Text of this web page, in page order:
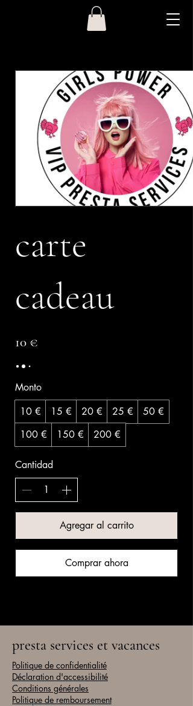
carte
cadeau
10 €
Monto
10 €
15 € 20 € 25 €
50 €
100 €
150 € 200 €
Cantidad
Agregar al carrito
Comprar ahora
presta services et vacances
Politique de confidentialité
Déclaration d'accessibilité
Conditions générales
Politique de remboursement